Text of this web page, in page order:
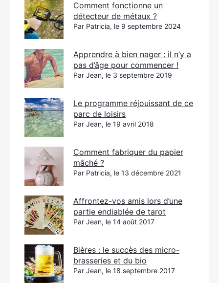
Comment fonctionne un
détecteur de métaux ?
Par Patricia, le 9 septembre 2024
Apprendre à bien nager : il n’y a
pas d’âge pour commencer !
Par Jean, le 3 septembre 2019
Le programme réjouissant de ce
parc de loisirs
Par Jean, le 19 avril 2018
Comment fabriquer du papier
mâché ?
Par Patricia, le 13 décembre 2021
Affrontez-vos amis lors d’une
partie endiablée de tarot
Par Jean, le 14 août 2017
Bières : le succès des micro-
brasseries et du bio
Par Jean, le 18 septembre 2017